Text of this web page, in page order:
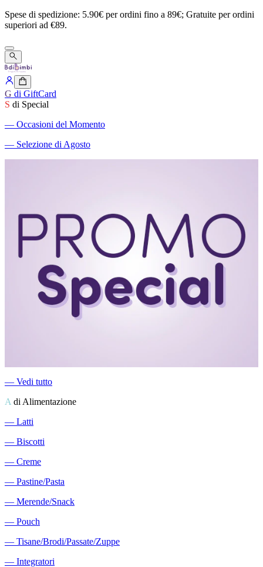
Spese di spedizione: 5.90€ perordini fino a 89€; Gratuite perordini
superiori ad €89.
G di GiftCard
S di Special
― Occasioni del Momento
― Selezione di Agosto
― Vedi tutto
A di Alimentazione
― Latti
― Biscotti
― Creme
― Pastine/Pasta
― Merende/Snack
― Pouch
― Tisane/Brodi/Passate/Zuppe
― Integratori